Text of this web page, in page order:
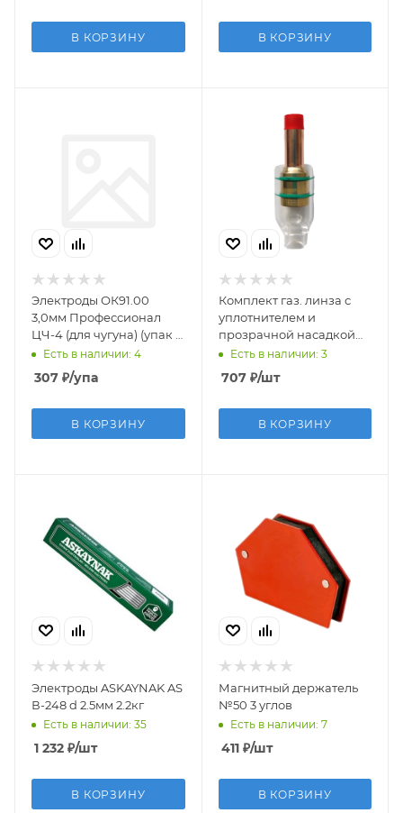
В КОРЗИНУ В КОРЗИНУ
Электроды ОК91.00
3,0мм Профессионал
ЦЧ-4 (для чугуна) (упак 5
шт)Есть в наличии: 4
307 ₽/упа
В КОРЗИНУ
Комплект газ. линза с
уплотнителем и
прозрачной насадкой
3,2мм
Есть в наличии: 3
707₽/шт
В КОРЗИНУ
Электроды ASKAYNAK AS
В-248 d 2.5мм 2.2кг
Есть в наличии: 35
1 232 ₽/шт
В КОРЗИНУ
Магнитный держатель
№50 3 углов
Есть в наличии: 7
411₽/шт
В КОРЗИНУ